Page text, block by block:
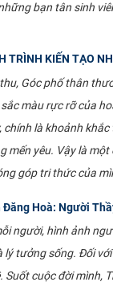
bạn tân sinh
TRÌNH KIẾN TẠO
Góc phố thân
màu rực rỡ của
chính là khoảnh
mến yêu. Vậy là
góp tri thức của
Đăng Hoà: Người
người, hình ảnh
tưởng sống. Đối
Suốt cuộc đời mình,